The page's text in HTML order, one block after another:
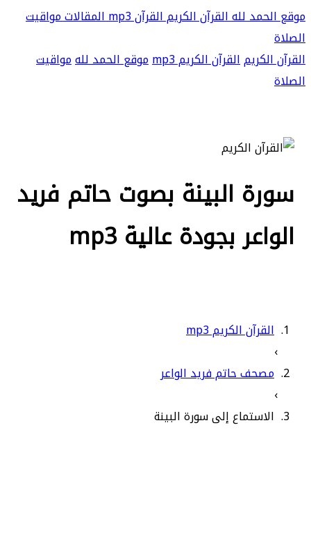
موقع الحمد للهالقرآن الكريمالقرآن mp3 المقالاتمواقيت
الصلاة
القرآن الكريمالقرآن الكريم mp3 موقع الحمد للهمواقيت
الصلاة
سورة البينة بصوت حاتم فريد
الواعر بجودة عالية mp3
القرآن الكريم mp3
›
مصحف حاتم فريد الواعر
›
الاستماع إلى سورة البينة